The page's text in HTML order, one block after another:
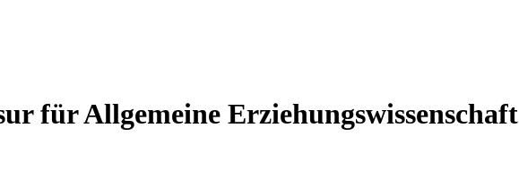
für Allgemeine Erziehungswissenschaft